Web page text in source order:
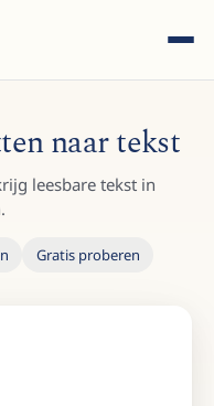
naar tekst
leesbare tekst in
Gratis proberen